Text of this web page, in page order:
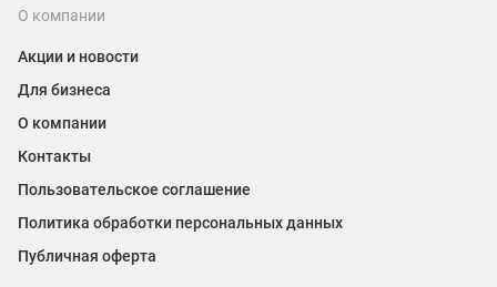
О компании
Акции и новости
Для бизнеса
О компании
Контакты
Пользовательское соглашение
Политика обработки персональных данных
Публичная оферта